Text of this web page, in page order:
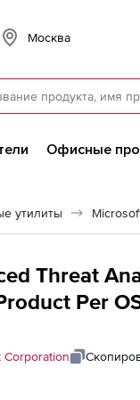
Москва
Офисные
утилиты
Threat
Per
Corporation